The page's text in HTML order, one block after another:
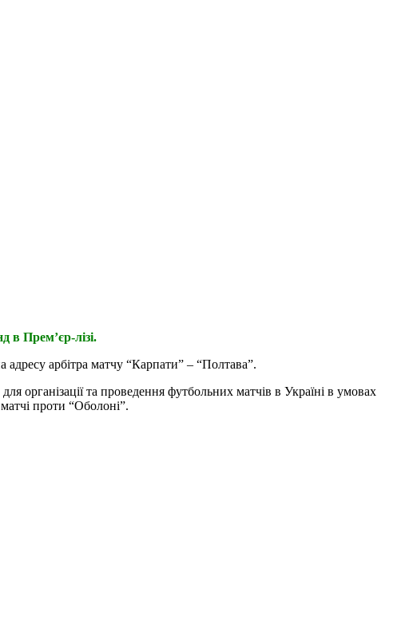
в Прем’єр-лізі.
арбітра матчу “Карпати” – “Полтава”.
організації та проведення футбольних матчів в Україні в умовах
проти “Оболоні”.